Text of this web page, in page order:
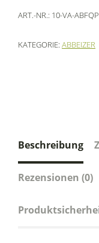
ART.-NR.: 10-VA-ABFQP
KATEGORIE: ABBEIZER
Beschreibung
Rezensionen (0)